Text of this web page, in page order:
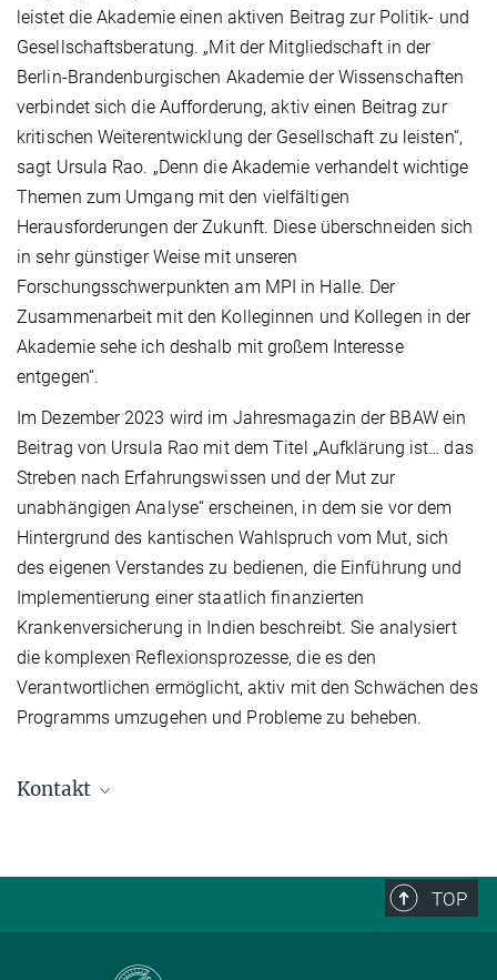
leistet die Akademie einen aktiven Beitrag zur Politik- und
Gesellschaftsberatung. „Mit der Mitgliedschaft in der
Berlin-Brandenburgischen Akademie der Wissenschaften
verbindet sich die Aufforderung, aktiv einen Beitrag zur
kritischen Weiterentwicklung der Gesellschaft zu leisten“,
sagt Ursula Rao. „Denn die Akademie verhandelt wichtige
Themen zum Umgang mit den vielfältigen
Herausforderungen der Zukunft. Diese überschneiden sich
in sehr günstiger Weise mit unseren
Forschungsschwerpunkten am MPI in Halle. Der
Zusammenarbeit mit den Kolleginnen und Kollegen in der
Akademie sehe ich deshalb mit großem Interesse
entgegen“.
Im Dezember 2023 wird im Jahresmagazin der BBAW ein
Beitrag von Ursula Rao mit dem Titel „Aufklärung ist… das
Streben nach Erfahrungswissen und der Mut zur
unabhängigen Analyse“ erscheinen, in dem sie vor dem
Hintergrund des kantischen Wahlspruch vom Mut, sich
des eigenen Verstandes zu bedienen, die Einführung und
Implementierung einer staatlich finanzierten
Krankenversicherung in Indien beschreibt. Sie analysiert
die komplexen Reflexionsprozesse, die es den
Verantwortlichen ermöglicht, aktiv mit den Schwächen des
Programms umzugehen und Probleme zu beheben.
Kontakt
TOP